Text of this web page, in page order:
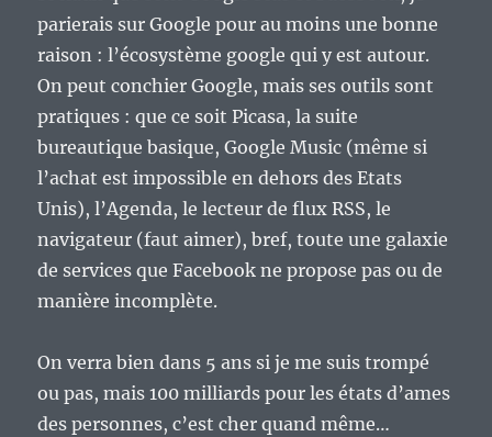
parierais sur Google pour au moins une bonne
raison : l’écosystème google qui y est autour.
On peut conchier Google, mais ses outils sont
pratiques : que ce soit Picasa, la suite
bureautique basique, Google Music (même si
l’achat est impossible en dehors des Etats
Unis), l’Agenda, le lecteur de flux RSS, le
navigateur (faut aimer), bref, toute une galaxie
de services que Facebook ne propose pas ou de
manière incomplète.
On verra bien dans 5 ans si je me suis trompé
ou pas, mais 100 milliards pour les états d’ames
des personnes, c’est cher quand même…